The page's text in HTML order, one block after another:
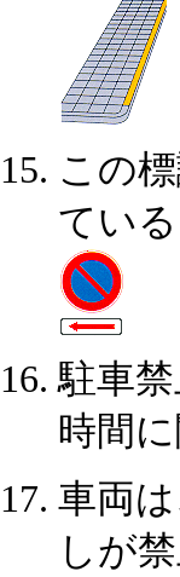
この
ている
駐車
時間
車両
しが